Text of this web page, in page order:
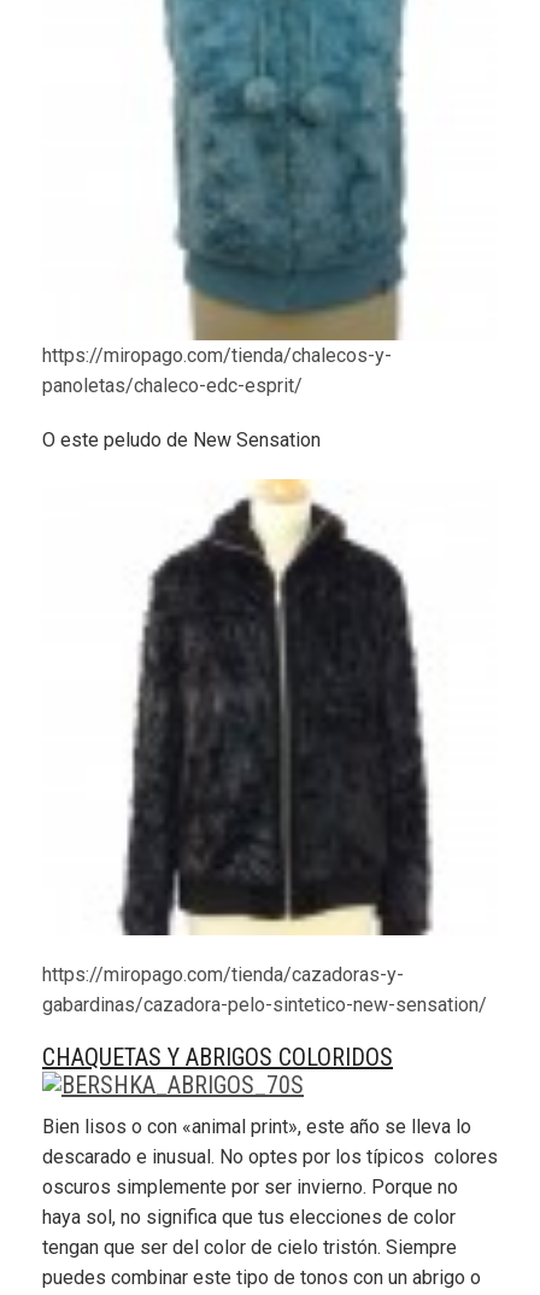
https://miropago.com/tienda/chalecos-y-
panoletas/chaleco-edc-esprit/
O este peludo de New Sensation
https://miropago.com/tienda/cazadoras-y-
gabardinas/cazadora-pelo-sintetico-new-sensation/
CHAQUETAS Y ABRIGOS COLORIDOS
Bien lisos o con «animal print», este año se lleva lo
descarado e inusual. No optes por los típicos colores
oscuros simplemente por ser invierno. Porque no
haya sol, no significa que tus elecciones de color
tengan que ser del color de cielo tristón. Siempre
puedes combinar este tipo de tonos con un abrigo o